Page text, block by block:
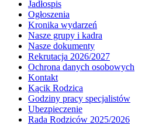
Jadłospis
Ogłoszenia
Kronika wydarzeń
Nasze grupy i kadra
Nasze dokumenty
Rekrutacja 2026/2027
Ochrona danych osobowych
Kontakt
Kącik Rodzica
Godziny pracy specjalistów
Ubezpieczenie
Rada Rodziców 2025/2026